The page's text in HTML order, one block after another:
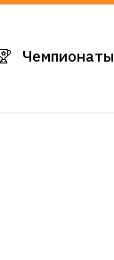
Чемпионаты